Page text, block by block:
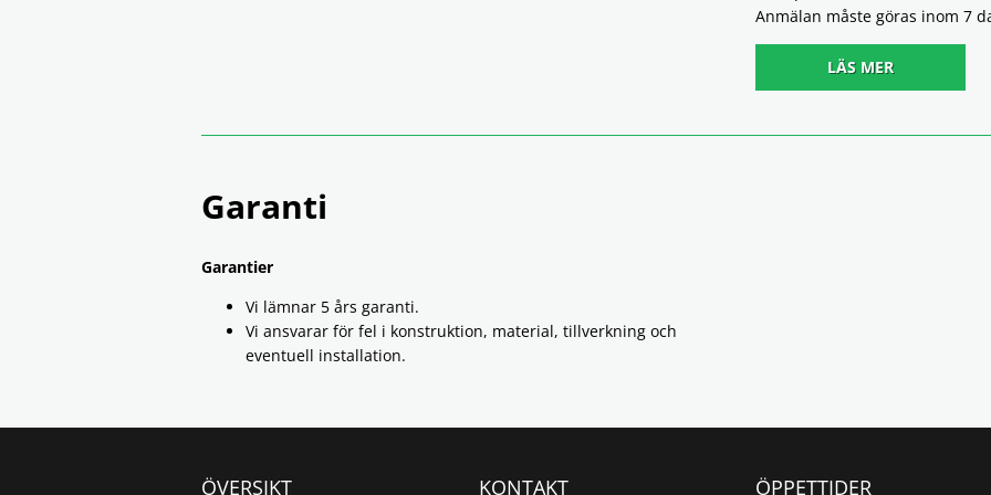
Anmälan måste göras inom 7
LÄS MER
Garanti
Garantier
Vi lämnar 5 års garanti.
Vi ansvarar för fel i konstruktion, material, tillverkning och
eventuell installation.
ÖVERSIKT KONTAKT ÖPPETTIDER